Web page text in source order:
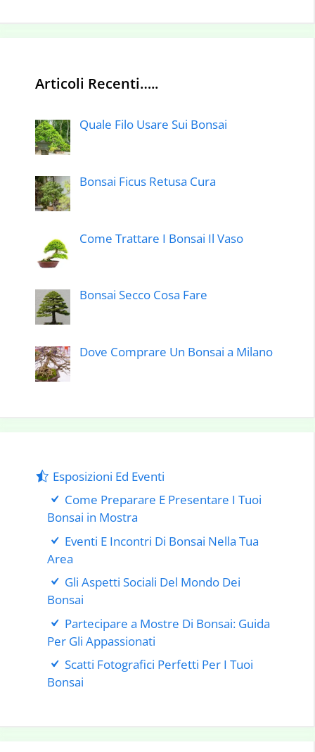
Articoli Recenti…..
Quale Filo Usare Sui Bonsai
Bonsai Ficus Retusa Cura
Come Trattare I Bonsai Il Vaso
Bonsai Secco Cosa Fare
Dove Comprare Un Bonsai a Milano
Esposizioni Ed Eventi
Come Preparare E Presentare I Tuoi
Bonsai in Mostra
Eventi E Incontri Di Bonsai Nella Tua
Area
Gli Aspetti Sociali Del Mondo Dei
Bonsai
Partecipare a Mostre Di Bonsai: Guida
Per Gli Appassionati
Scatti Fotografici Perfetti Per I Tuoi
Bonsai